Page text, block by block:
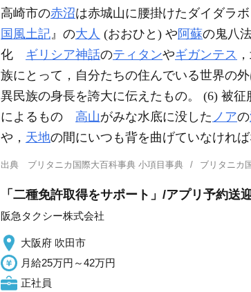
高崎市の赤沼は赤城山に腰掛けたダイダラ
国風土記』の大人 (おおひと) や 阿蘇の鬼八
化 ギリシア神話のティタンやギガンテス
族にとって，自分たちの住んでいる世界の
異民族の身長を誇大に伝えたもの。 (6) 被
によるもの 高山がみな水底に没した ノアの
や， 天地の間にいつも背を曲げていなけれ
出典 ブリタニカ国際大百科事典 小項目事典 ブリタニカ
「二種免許取得をサポート」/アプリ予約
阪急タクシー株式会社
大阪府 吹田市
月給25万円～42万円
正社員